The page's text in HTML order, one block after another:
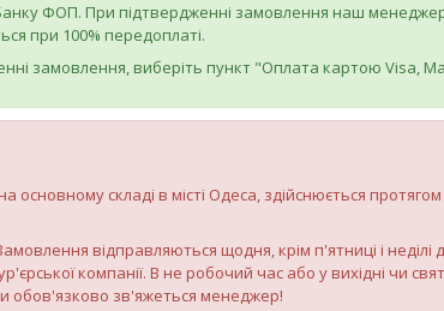
ФОП. При підтвердженні замовлення наш менеджер
при 100% передоплаті.
замовлення, виберіть пункт "Оплата картою Visa,
основному складі в місті Одеса, здійснюється
відправляються щодня, крім п'ятниці і
компанії. В не робочий час або у вихідні чи
обов'язково зв'яжеться менеджер!